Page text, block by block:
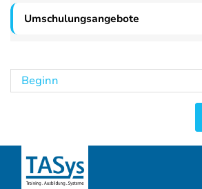
Umschulungsangebote
Beginn